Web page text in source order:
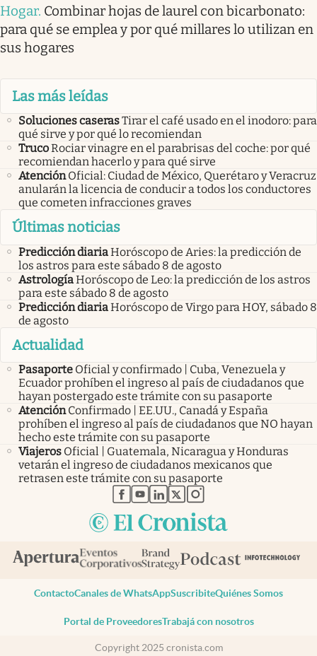
Hogar. Combinar hojas de laurel con bicarbonato:
para qué se emplea y por qué millares lo utilizan en
sus hogares
Las más leídas
Soluciones caserasTirar el café usado en el inodoro: para
qué sirve y por qué lo recomiendan
TrucoRociar vinagre en el parabrisas del coche: por qué
recomiendan hacerlo y para qué sirve
Atención Oficial: Ciudad de México, Querétaro y Veracruz
anularán la licencia de conducir a todos los conductores
que cometen infracciones graves
Últimas noticias
Predicción diariaHoróscopo de Aries: la predicción de
los astros para este sábado 8 de agosto
AstrologíaHoróscopo de Leo: la predicción de los astros
para este sábado 8 de agosto
Predicción diariaHoróscopo de Virgo para HOY, sábado 8
de agosto
Actualidad
Pasaporte Oficial y confirmado | Cuba, Venezuela y
Ecuador prohíben el ingreso al país de ciudadanos que
hayan postergado este trámite con su pasaporte
Atención Confirmado | EE.UU., Canadá y España
prohíben el ingreso al país de ciudadanos que NO hayan
hecho este trámite con su pasaporte
Viajeros Oficial | Guatemala, Nicaragua y Honduras
vetarán el ingreso de ciudadanos mexicanos que
retrasen este trámite con su pasaporte
abre en nueva pestaña
abre en nueva pestaña
abre en nueva pestaña
abre en nueva pestaña
abre en nueva pestaña
ContactoCanales de WhatsAppSuscribiteQuiénes Somos
Portal de ProveedoresTrabajá con nosotros
Copyright 2025 cronista.com